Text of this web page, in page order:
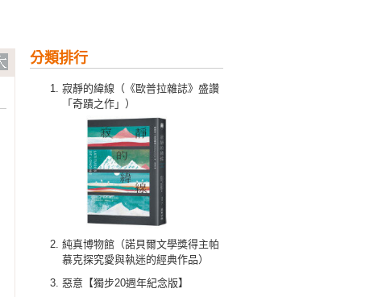
分類排行
寂靜的緯線（《歐普拉雜誌》盛讚
「奇蹟之作」）
純真博物館（諾貝爾文學獎得主帕
慕克探究愛與執迷的經典作品）
惡意【獨步20週年紀念版】